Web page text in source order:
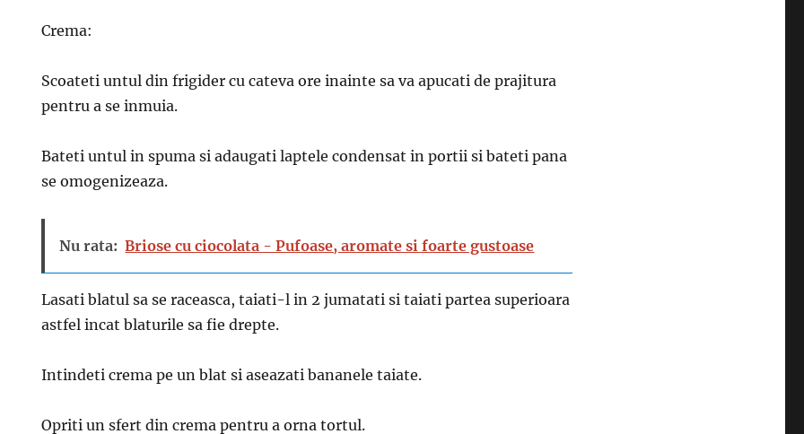
Crema:
Scoateti untul din frigider cu cateva ore inainte sa va apucati de prajitura
pentru a se inmuia.
Bateti untul in spuma si adaugati laptele condensat in portii si bateti pana
se omogenizeaza.
Nu rata: Briose cu ciocolata - Pufoase, aromate si foarte gustoase
Lasati blatul sa se raceasca, taiati-l in 2 jumatati si taiati partea superioara
astfel incat blaturile sa fie drepte.
Intindeti crema pe un blat si aseazati bananele taiate.
Opriti un sfert din crema pentru a orna tortul.